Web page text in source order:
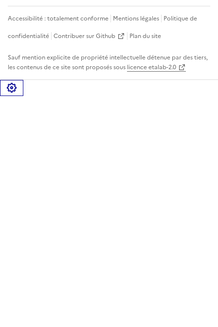
Accessibilité : totalement conforme Mentions légales Politique de
confidentialité Contribuer sur Github Plan du site
Sauf mention explicite de propriété intellectuelle détenue par des tiers,
les contenus de ce site sont proposés sous licence etalab-2.0
Gérer les cookies